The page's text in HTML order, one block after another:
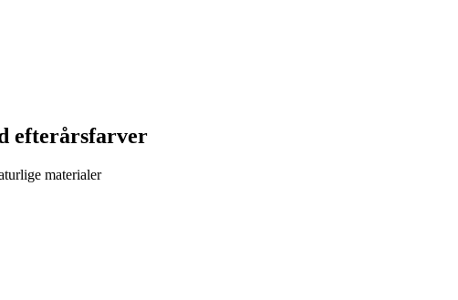
efterårsfarver
materialer